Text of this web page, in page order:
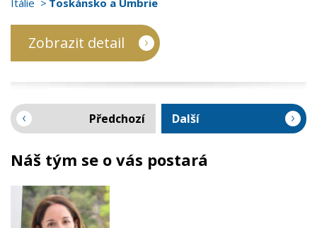
Itálie Toskánsko a Umbrie
Zobrazit detail
Předchozí Další
Náš tým se o vás postará